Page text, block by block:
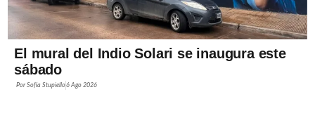
El mural del Indio Solari se inaugura este
sábado
PorSofía Stupiello6 Ago 2026